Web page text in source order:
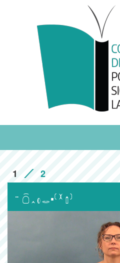
1 2
